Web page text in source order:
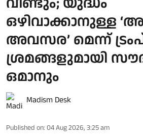
ഒഴിവാക്കാനുള്ള
അവസര’ മെന്ന്
ശ്രമങ്ങളുമായി
ഒമാനും
Madism Desk
Published on: 04 Aug 2026, 3:25 am